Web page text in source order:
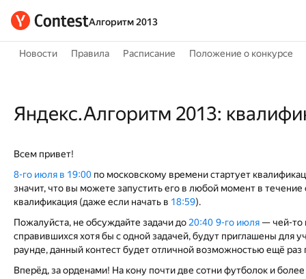
Алгоритм 2013
Новости Правила Расписание Положение о конкурсе
Яндекс.Алгоритм 2013:
Всем привет!
8-го июля в 19:00 по московскому времени стартует
значит, что вы можете запустить его в любой момент в
квалификация (даже если начать в 18:59).
Пожалуйста, не обсуждайте задачи до20:40 9-го июля— чей-то
справившихся хотя бы с одной задачей, будут приглашены для
раунде, данный контест будет отличной возможностью ещё
Вперёд, за орденами! На кону почти две сотни футболок и